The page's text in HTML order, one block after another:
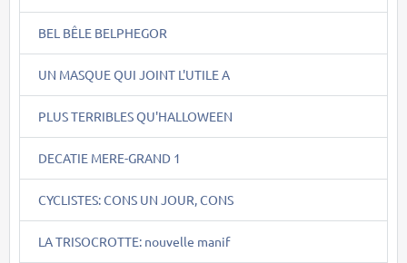
BEL BÊLE BELPHEGOR
UN MASQUE QUI JOINT L'UTILE A
PLUS TERRIBLES QU'HALLOWEEN
DECATIE MERE-GRAND 1
CYCLISTES: CONS UN JOUR, CONS
LA TRISOCROTTE: nouvelle manif